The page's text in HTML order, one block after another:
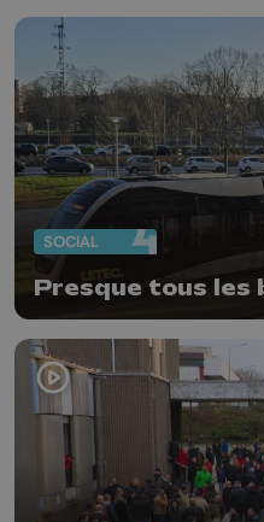
SOCIAL
Presque tous les